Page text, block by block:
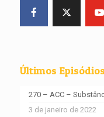
Últimos Episódios
270 – ACC –
3 de janeiro de 2022